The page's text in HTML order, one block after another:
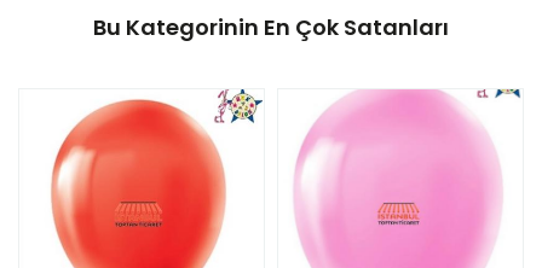
Bu Kategorinin En Çok Satanları